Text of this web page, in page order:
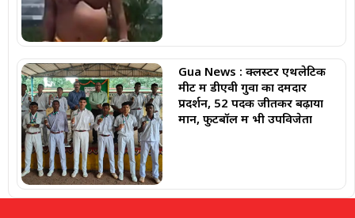
Gua News : क्लस्टर एथलेटिक
मीट में डीएवी गुवा का दमदार
प्रदर्शन, 52 पदक जीतकर बढ़ाया
मान, फुटबॉल में भी उपविजेता